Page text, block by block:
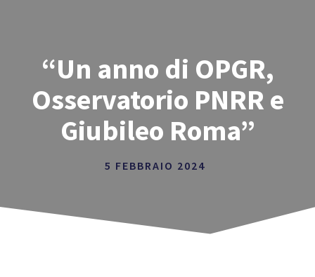
“Un anno di OPGR,
Osservatorio PNRR e
Giubileo Roma”
5 FEBBRAIO 2024